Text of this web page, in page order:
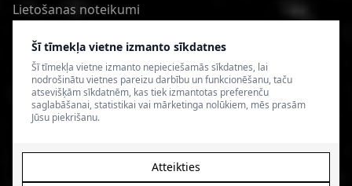
Šī tīmekļa vietne izmanto sīkdatnes
Šī tīmekļa vietne izmanto nepieciešamās sīkdatnes, lai
nodrošinātu vietnes pareizu darbību un funkcionēšanu, taču
atsevišķām sīkdatnēm, kas tiek izmantotas preferenču
saglabāšanai, statistikai vai mārketinga nolūkiem, mēs prasām
Jūsu piekrišanu.
Atteikties
Lietošanas noteikumi
Privātuma politika